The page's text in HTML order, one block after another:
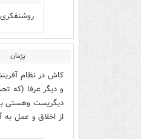
پژمان
کاش در نظام
و دیگر عرفا (که
دیگریست وهستی
از اخلاق و عمل